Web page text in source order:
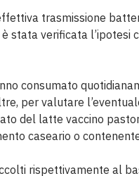
trasmissione
stata verificata l’ipotesi
consumato
per valutare
del latte vaccino
caseario o
rispettivamente al